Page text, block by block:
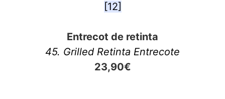
[12]
Entrecot de retinta
45. Grilled Retinta Entrecote
23,90€